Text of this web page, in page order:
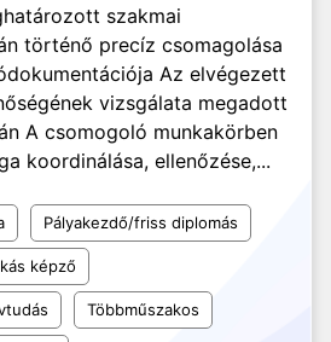
szakmai
történő precíz csomagolása
Az elvégezett
vizsgálata megadott
A csomogoló munkakörben
koordinálása, ellenőzése,...
Pályakezdő/friss diplomás
képző
Többműszakos